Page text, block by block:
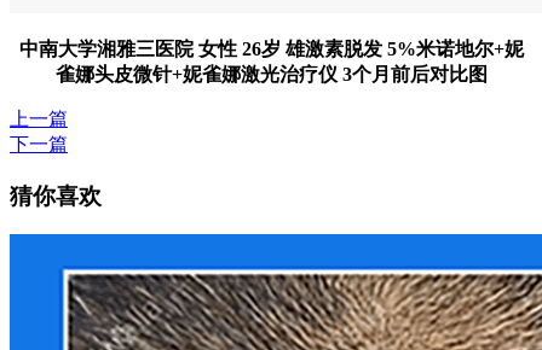
中南大学湘雅三医院 女性 26岁 雄激素脱发 5%米诺地尔+妮
雀娜头皮微针+妮雀娜激光治疗仪 3个月前后对比图
上一篇
下一篇
猜你喜欢